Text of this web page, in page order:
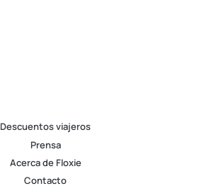
Descuentos viajeros
Prensa
Acerca de Floxie
Contacto